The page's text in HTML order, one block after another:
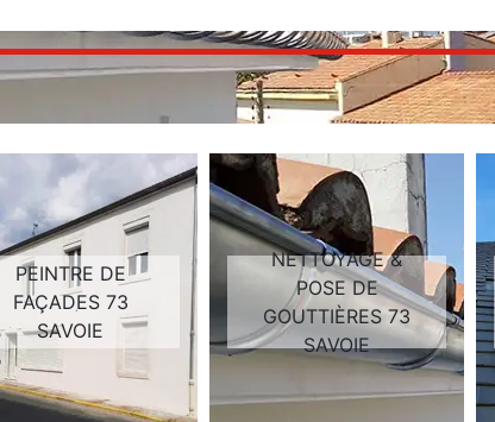
PEINTRE DE
FAÇADES 73
SAVOIE
NETTOYAGE &
POSE DE
GOUTTIÈRES 73
SAVOIE